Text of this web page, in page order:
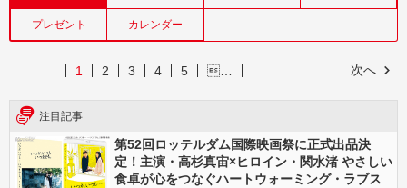
プレゼント カレンダー
次へ
1 2 3 4 5 …
注目記事
第52回ロッテルダム国際映画祭に正式出品決
定！主演・高杉真宙×ヒロイン・関水渚 やさしい
食卓が心をつなぐハートウォーミング・ラブス